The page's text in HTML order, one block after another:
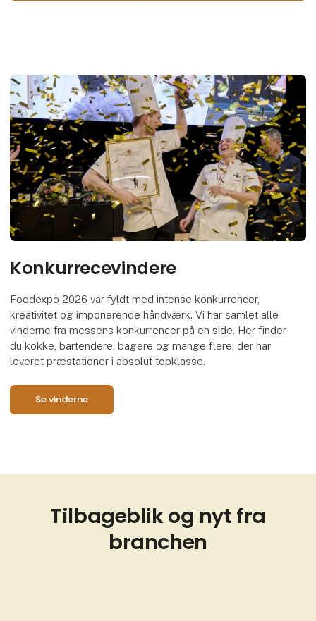
Konkurrecevindere
Foodexpo 2026 var fyldt med intense konkurrencer,
kreativitet og imponerende håndværk. Vi har samlet alle
vinderne fra messens konkurrencer på en side. Her finder
du kokke, bartendere, bagere og mange flere, der har
leveret præstationer i absolut topklasse.
Se vinderne
Tilbageblik og nyt fra
branchen